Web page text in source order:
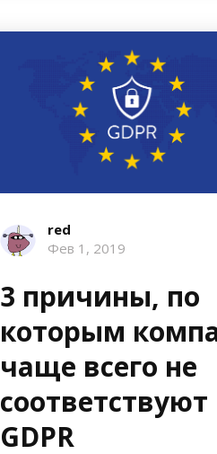
red
Фев 1, 2019
3 причины, по
которым
чаще всего не
соответствуют
GDPR